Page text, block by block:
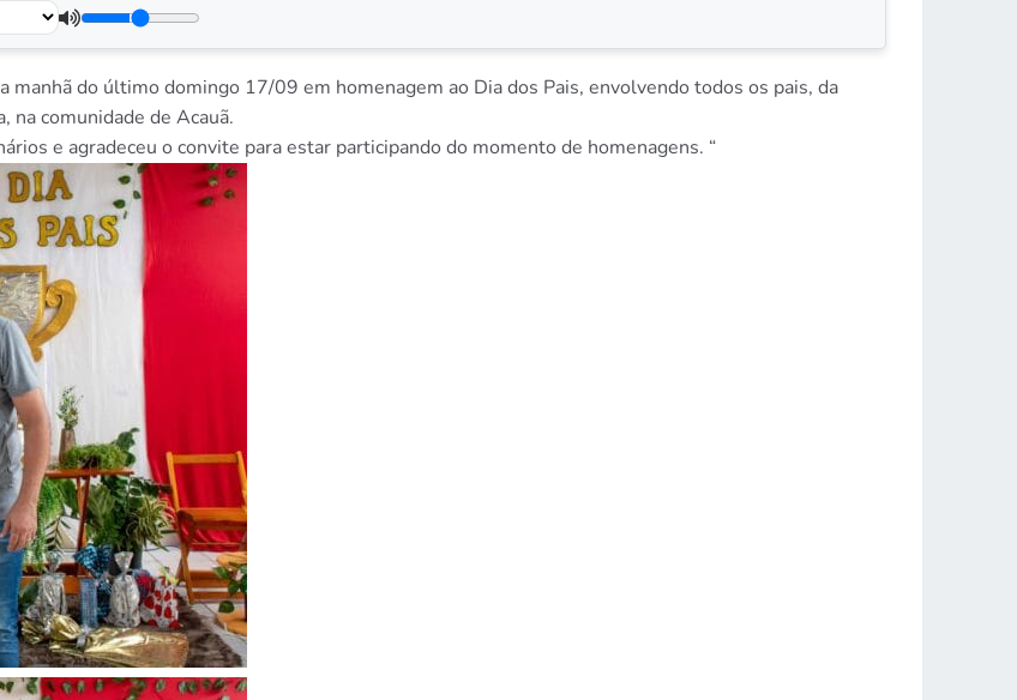
manhã do último domingo 17/09 em homenagem ao Dia dos Pais, envolvendo todos os pais, da
na comunidade de Acauã.
e agradeceu o convite para estar participando do momento de homenagens. “